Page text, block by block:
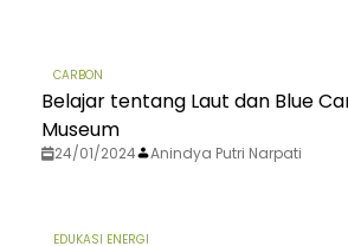
CARBON
Belajar tentang Laut dan Blue
Museum
24/01/2024 Anindya Putri Narpati
EDUKASI ENERGI